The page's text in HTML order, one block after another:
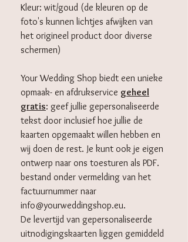
Kleur: wit/goud (de kleuren op de
foto's kunnen lichtjes afwijken van
het origineel product door diverse
schermen)
Your Wedding Shop biedt een unieke
opmaak- en afdrukservice geheel
gratis: geef jullie gepersonaliseerde
tekst door inclusief hoe jullie de
kaarten opgemaakt willen hebben en
wij doen de rest. Je kunt ook je eigen
ontwerp naar ons toesturen als PDF.
bestand onder vermelding van het
factuurnummer naar
info@yourweddingshop.eu.
De levertijd van gepersonaliseerde
uitnodigingskaarten liggen gemiddeld